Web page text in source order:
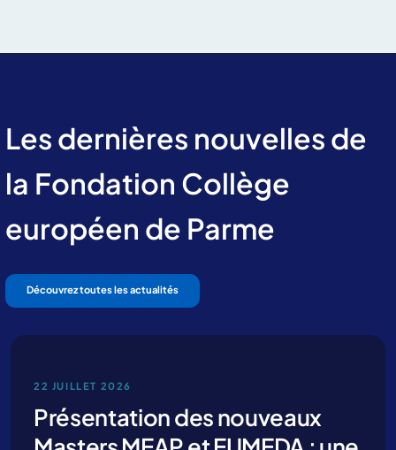
Les dernières nouvelles de
la Fondation Collège
européen de Parme
Découvrez toutes les actualités
22 JUILLET 2026
Présentation des nouveaux
d’informations